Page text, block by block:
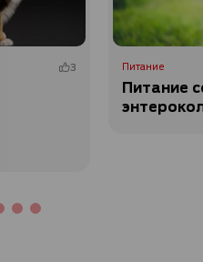
3 Питание
Питание